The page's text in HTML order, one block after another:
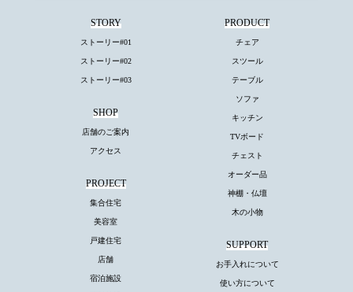
STORY
ストーリー#01
ストーリー#02
ストーリー#03
SHOP
店舗のご案内
アクセス
PRODUCT
チェア
スツール
テーブル
ソファ
キッチン
TVボード
チェスト
オーダー品
神棚・仏壇
木の小物
PROJECT
集合住宅
美容室
戸建住宅
店舗
宿泊施設
SUPPORT
お手入れについて
使い方について